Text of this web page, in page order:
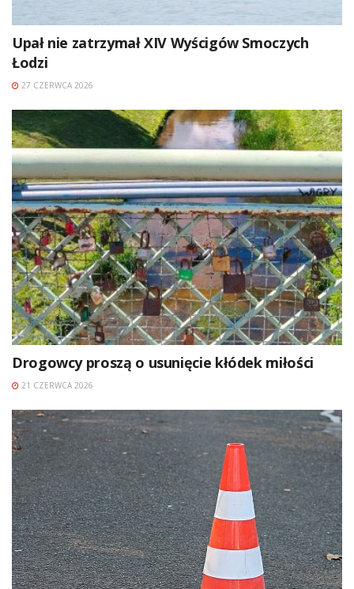
Upał nie zatrzymał XIV Wyścigów Smoczych
Łodzi
27 CZERWCA 2026
Drogowcy proszą o usunięcie kłódek miłości
21 CZERWCA 2026